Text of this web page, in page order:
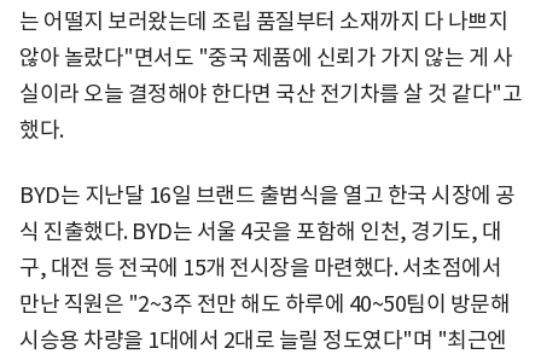
는 어떨지 보러왔는데 조립 품질부터 소재까지 다 나쁘지
않아 놀랐다"면서도 "중국 제품에 신뢰가 가지 않는 게 사
실이라 오늘 결정해야 한다면 국산 전기차를 살 것 같다"고
했다.
BYD는 지난달 16일 브랜드 출범식을 열고 한국 시장에 공
식 진출했다. BYD는 서울 4곳을 포함해 인천, 경기도, 대
구, 대전 등 전국에 15개 전시장을 마련했다. 서초점에서
만난 직원은 "2~3주 전만 해도 하루에 40~50팀이 방문해
시승용 차량을 1대에서 2대로 늘릴 정도였다"며 "최근엔